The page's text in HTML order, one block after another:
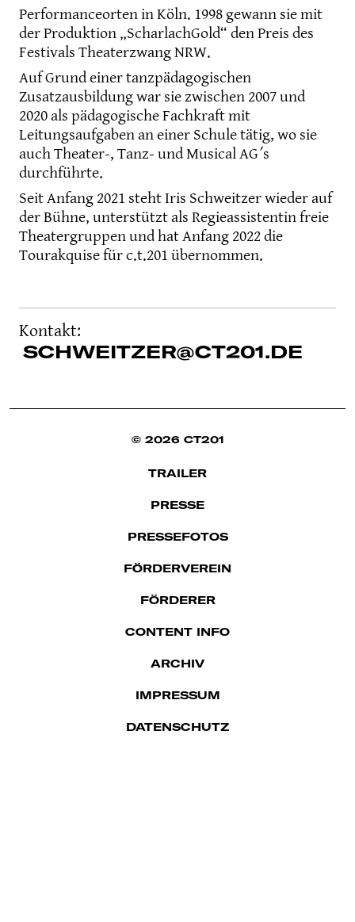
Performanceorten in Köln. 1998 gewann sie mit
der Produktion „ScharlachGold“ den Preis des
Festivals Theaterzwang NRW.
Auf Grund einer tanzpädagogischen
Zusatzausbildung war sie zwischen 2007 und
2020 als pädagogische Fachkraft mit
Leitungsaufgaben an einer Schule tätig, wo sie
auch Theater-, Tanz- und Musical AG´s
durchführte.
Seit Anfang 2021 steht Iris Schweitzer wieder auf
der Bühne, unterstützt als Regieassistentin freie
Theatergruppen und hat Anfang 2022 die
Tourakquise für c.t.201 übernommen.
Kontakt:
SCHWEITZER@CT201.DE
© 2026 CT201
TRAILER
PRESSE
PRESSEFOTOS
FÖRDERVEREIN
FÖRDERER
CONTENT INFO
ARCHIV
IMPRES­SUM
DATENSCHUTZ